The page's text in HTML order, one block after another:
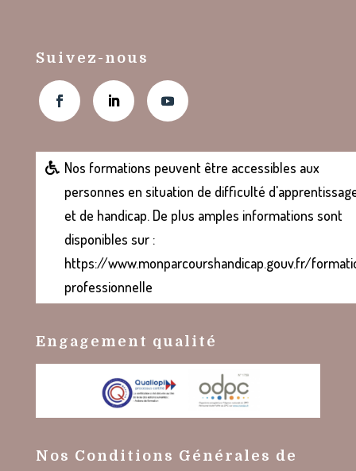
Suivez-nous
Nos formations peuvent être accessibles aux
personnes en situation de difficulté
et de handicap. De plus amples informations sont
disponibles sur :
https://www.monparcourshandicap.gouv.fr/
professionnelle
Engagement qualité
Nos Conditions Générales de